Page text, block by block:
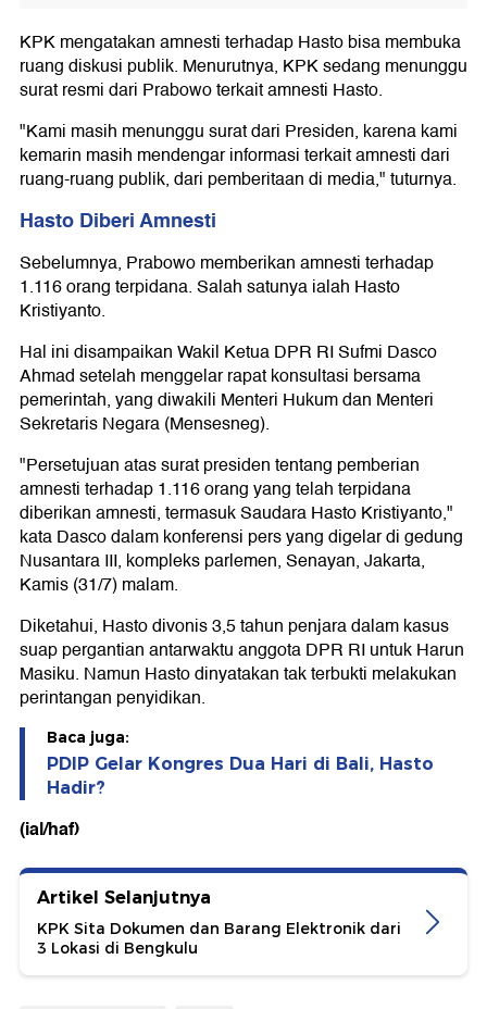
KPK mengatakan amnesti terhadap Hasto bisa membuka
ruang diskusi publik. Menurutnya, KPK sedang menunggu
surat resmi dari Prabowo terkait amnesti Hasto.
"Kami masih menunggu surat dari Presiden, karena kami
kemarin masih mendengar informasi terkait amnesti dari
ruang-ruang publik, dari pemberitaan di media," tuturnya.
Hasto Diberi Amnesti
Sebelumnya, Prabowo memberikan amnesti terhadap
1.116 orang terpidana. Salah satunya ialah Hasto
Kristiyanto.
Hal ini disampaikan Wakil Ketua DPR RI Sufmi Dasco
Ahmad setelah menggelar rapat konsultasi bersama
pemerintah, yang diwakili Menteri Hukum dan Menteri
Sekretaris Negara (Mensesneg).
"Persetujuan atas surat presiden tentang pemberian
amnesti terhadap 1.116 orang yang telah terpidana
diberikan amnesti, termasuk Saudara Hasto Kristiyanto,"
kata Dasco dalam konferensi pers yang digelar di gedung
Nusantara III, kompleks parlemen, Senayan, Jakarta,
Kamis (31/7) malam.
Diketahui, Hasto divonis 3,5 tahun penjara dalam kasus
suap pergantian antarwaktu anggota DPR RI untuk Harun
Masiku. Namun Hasto dinyatakan tak terbukti melakukan
perintangan penyidikan.
Baca juga:
PDIP Gelar Kongres Dua Hari di Bali, Hasto
Hadir?
(ial/haf)
Artikel Selanjutnya
KPK Sita Dokumen dan Barang Elektronik dari
3 Lokasi di Bengkulu